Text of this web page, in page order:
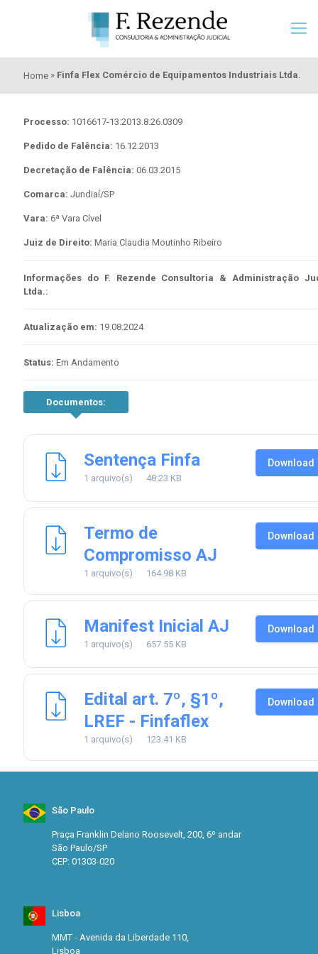
Home » Finfa Flex Comércio de Equipamentos Industriais Ltda.
Processo: 1016617-13.2013.8.26.0309
Pedido de Falência: 16.12.2013
Decretação de Falência: 06.03.2015
Comarca: Jundiaí/SP
Vara: 6ª Vara Cível
Juiz de Direito: Maria Claudia Moutinho Ribeiro
Informações do F. Rezende Consultoria & Administração
Ltda.:
Atualização em: 19.08.2024
Status: Em Andamento
Documentos:
Sentença Finfa
1 arquivo(s) 48.23 KB
Download
Termo de
Compromisso AJ
1 arquivo(s) 164.98 KB
Download
Manifest Inicial AJ
1 arquivo(s) 657.55 KB
Download
Edital art. 7º, §1º,
LREF - Finfaflex
1 arquivo(s) 123.41 KB
Download
São Paulo
Praça Franklin Delano Roosevelt, 200, 6º andar
São Paulo/SP
CEP: 01303-020
Lisboa
MMT - Avenida da Liberdade 110,
Lisboa